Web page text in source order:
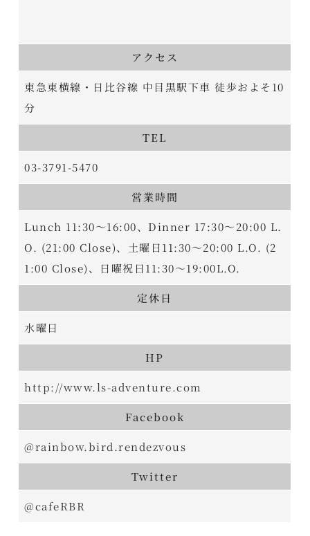
アクセス
東急東横線・日比谷線 中目黒駅下車 徒歩およそ10
分
TEL
03-3791-5470
営業時間
Lunch 11:30～16:00、Dinner 17:30～20:00 L.
O. (21:00 Close)、土曜日11:30～20:00 L.O. (2
1:00 Close)、日曜祝日11:30～19:00L.O.
定休日
水曜日
HP
http://www.ls-adventure.com
Facebook
@rainbow.bird.rendezvous
Twitter
@cafeRBR